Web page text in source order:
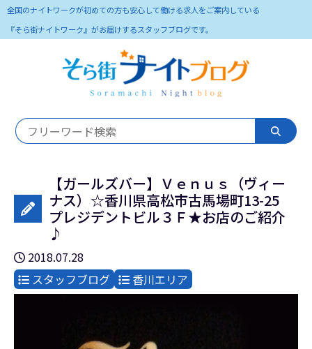
全国のナイトワークが初めての方も安心して働ける求人をご案内している
『そら街ナイトワーク』がお届けするスタッフブログです。
【ガールズバー】Ｖｅｎｕｓ（ヴィー
ナス）☆香川県高松市古馬場町13-25
プレジデントビル３Ｆ★お店のご紹介
♪
2018.07.28
スタッフブログ
香川エリア